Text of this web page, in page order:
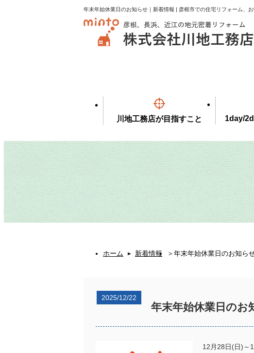
年末年始休業日のお知らせ｜新着情報 | 彦根市での住宅リフォーム、
川地工務店が目指すこと 1day/
ホーム ＞ 新着情報 ＞年末年始休業日のお知ら
2025/12/22
年末年始休業日のお
12月28日(日)～